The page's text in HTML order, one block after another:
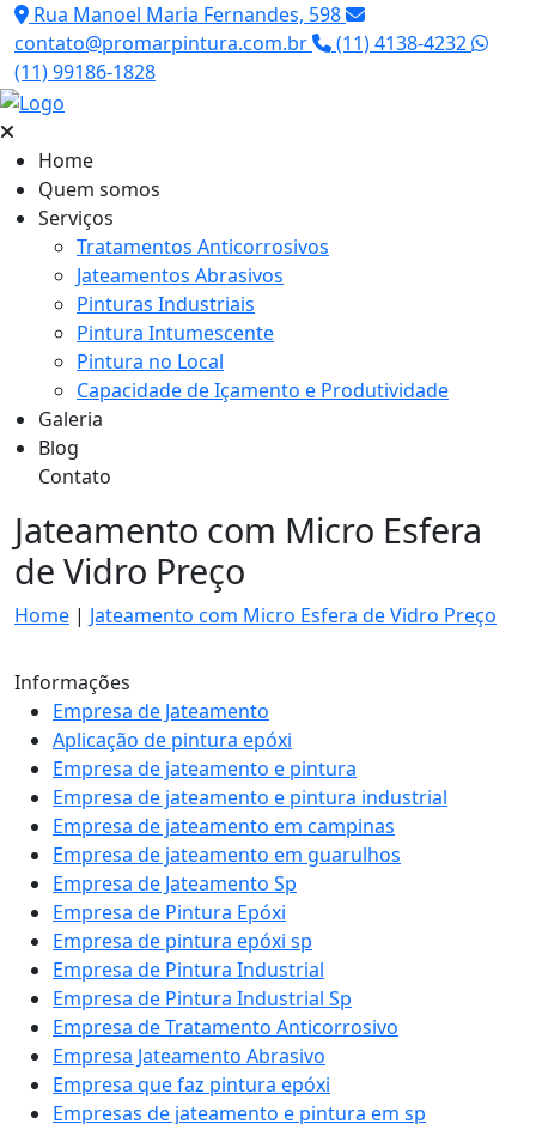
Rua Manoel Maria Fernandes, 598
contato@promarpintura.com.br
(11) 4138-4232
(11) 99186-1828
Home
Quem somos
Serviços
Tratamentos Anticorrosivos
Jateamentos Abrasivos
Pinturas Industriais
Pintura Intumescente
Pintura no Local
Capacidade de Içamento e Produtividade
Galeria
Blog
Contato
Jateamento com Micro Esfera
de Vidro Preço
Home | Jateamento com Micro Esfera de Vidro Preço
Informações
Empresa de Jateamento
Aplicação de pintura epóxi
Empresa de jateamento e pintura
Empresa de jateamento e pintura industrial
Empresa de jateamento em campinas
Empresa de jateamento em guarulhos
Empresa de Jateamento Sp
Empresa de Pintura Epóxi
Empresa de pintura epóxi sp
Empresa de Pintura Industrial
Empresa de Pintura Industrial Sp
Empresa de Tratamento Anticorrosivo
Empresa Jateamento Abrasivo
Empresa que faz pintura epóxi
Empresas de jateamento e pintura em sp